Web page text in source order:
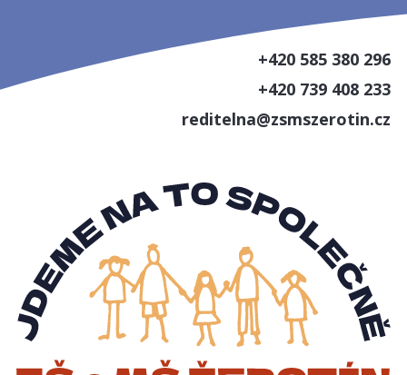
+420 585 380 296
+420 739 408 233
reditelna@zsmszerotin.cz